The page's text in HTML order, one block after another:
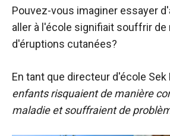
Pouvez-vous imaginer essayer
aller à l'école signifiait souffrir de
d'éruptions cutanées?
En tant que directeur d'école Sek
enfants risquaient de manière
maladie et souffraient de